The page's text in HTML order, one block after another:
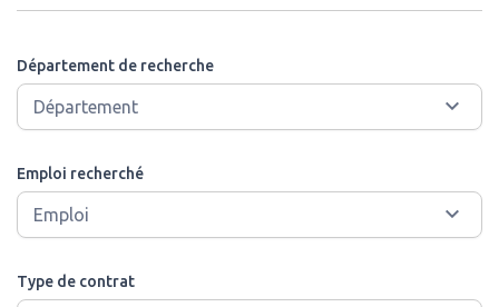
Département de recherche
Emploi recherché
Type de contrat